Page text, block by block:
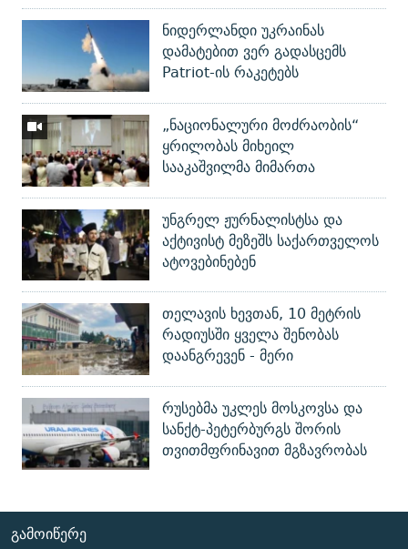
ნიდერლანდი უკრაინას
დამატებით ვერ გადასცემს
Patriot-ის რაკეტებს
„ნაციონალური მოძრაობის“
ყრილობას მიხეილ
სააკაშვილმა მიმართა
უნგრელ ჟურნალისტსა და
აქტივისტ მეზეშს საქართველოს
ატოვებინებენ
თელავის ხევთან, 10 მეტრის
რადიუსში ყველა შენობას
დაანგრევენ - მერი
რუსებმა უკლეს მოსკოვსა და
სანქტ-პეტერბურგს შორის
თვითმფრინავით მგზავრობას
ᲒᲐᲛᲝᲘᲬᲔᲠᲔ